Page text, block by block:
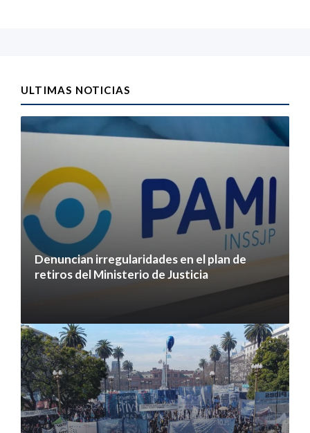
ULTIMAS NOTICIAS
Denuncian irregularidades en el plan de
retiros del Ministerio de Justicia